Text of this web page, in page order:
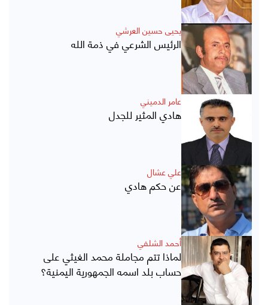
يحيى حسين العرشي
الرئيس الشرعي في ذمة الله
عامر الدميني
هادي المثير للجدل
علي عشال
عن حكم هادي
أحمد الشلفي
لماذا تتم مجاملة محمد الغيثي على
حساب بلد اسمه الجمهورية اليمنية؟